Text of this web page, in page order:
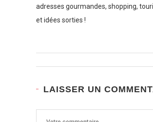
adresses gourmandes, shopping,
et idées sorties !
LAISSER UN